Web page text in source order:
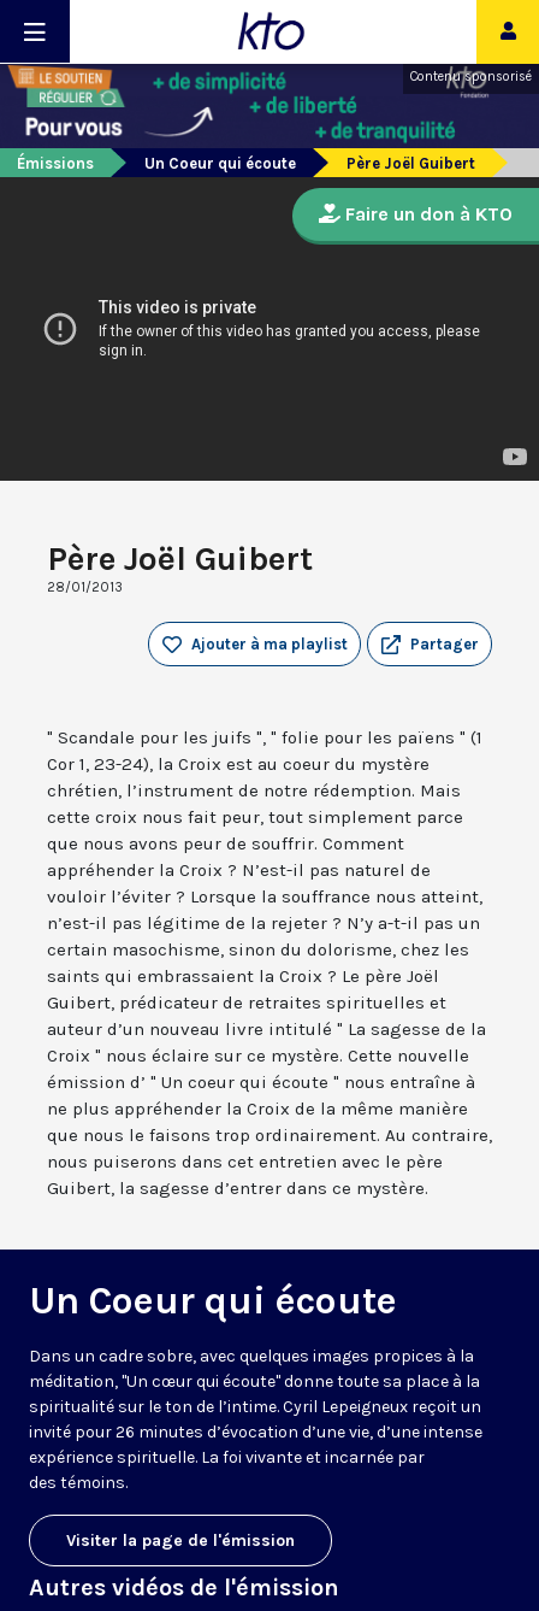
Contenu sponsorisé
Émissions Un Coeur qui écoute Père Joël Guibert
Père Joël Guibert
28/01/2013
Partager
Ajouter à ma playlist
" Scandale pour les juifs ", " folie pour les païens " (1
Cor 1, 23-24), la Croix est au coeur du mystère
chrétien, l’instrument de notre rédemption. Mais
cette croix nous fait peur, tout simplement parce
que nous avons peur de souffrir. Comment
appréhender la Croix ? N’est-il pas naturel de
vouloir l’éviter ? Lorsque la souffrance nous atteint,
n’est-il pas légitime de la rejeter ? N’y a-t-il pas un
certain masochisme, sinon du dolorisme, chez les
saints qui embrassaient la Croix ? Le père Joël
Guibert, prédicateur de retraites spirituelles et
auteur d’un nouveau livre intitulé " La sagesse de la
Croix " nous éclaire sur ce mystère. Cette nouvelle
émission d’ " Un coeur qui écoute " nous entraîne à
ne plus appréhender la Croix de la même manière
que nous le faisons trop ordinairement. Au contraire,
nous puiserons dans cet entretien avec le père
Guibert, la sagesse d’entrer dans ce mystère.
Un Coeur qui écoute
Dans un cadre sobre, avec quelques images propices à la
méditation, "Un cœur qui écoute" donne toute sa place à la
spiritualité sur le ton de l’intime. Cyril Lepeigneux reçoit un
invité pour 26 minutes d’évocation d’une vie, d’une intense
expérience spirituelle. La foi vivante et incarnée par
des témoins.
Visiter la page de l'émission
Autres vidéos de l'émission
Faire un don à KTO